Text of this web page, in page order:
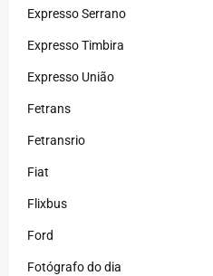
Expresso Serrano
Expresso Timbira
Expresso União
Fetrans
Fetransrio
Fiat
Flixbus
Ford
Fotógrafo do dia